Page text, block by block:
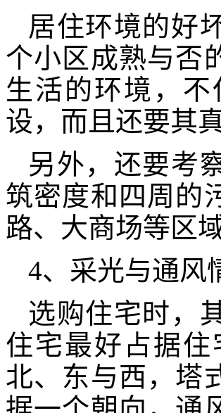
居住环境的好
个小区成熟与否
生活的环境，
设，而且还要其
另外，还要考
筑密度和四周的
路、大商场等区
4、采光与通风
选购住宅时，
住宅最好占据
北、东与西，塔